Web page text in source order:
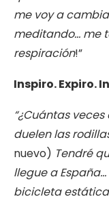
me voy a
meditando… me
respiración!”
Inspiro. Expiro.
“¿Cuántas
duelen las
nuevo) Tendré
llegue a
bicicleta